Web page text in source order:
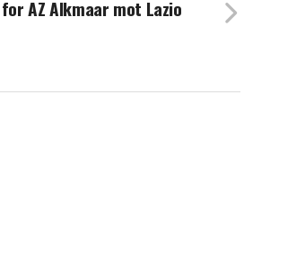
AZ Alkmaar mot Lazio